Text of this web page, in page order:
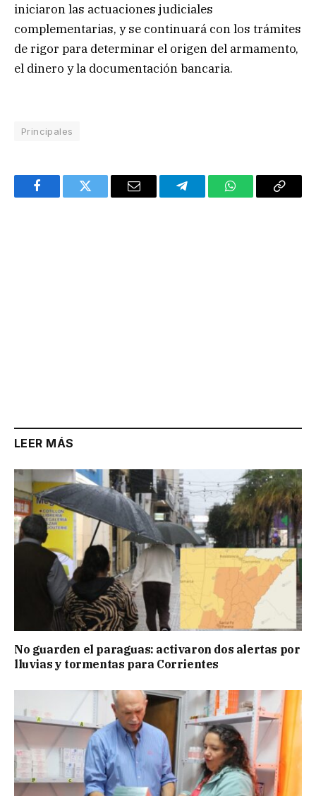
iniciaron las actuaciones judiciales
complementarias, y se continuará con los trámites
de rigor para determinar el origen del armamento,
el dinero y la documentación bancaria.
Principales
FacebookTwitter Email TelegramWhatsAppCopy
LEER MÁS
No guarden el paraguas: activaron dos alertas por
lluvias y tormentas para Corrientes